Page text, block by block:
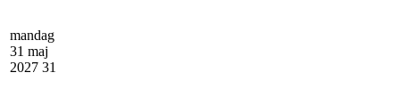
mandag
31 maj
2027 31